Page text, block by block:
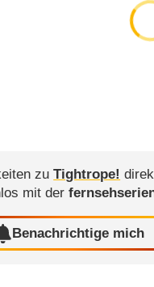
zuTightrope!
mit der
Benachrichtige mich